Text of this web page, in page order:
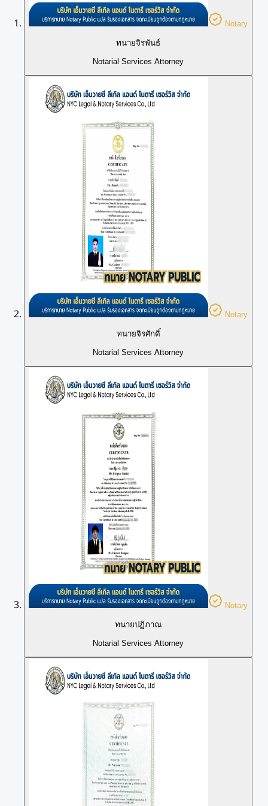
Notary
ทนายจิรพันธ์
Notarial Services Attorney
Notary
ทนายจิรศักดิ์
Notarial Services Attorney
Notary
ทนายปฏิภาณ
Notarial Services Attorney